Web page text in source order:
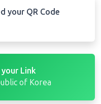
your QR Code
Link
of Korea